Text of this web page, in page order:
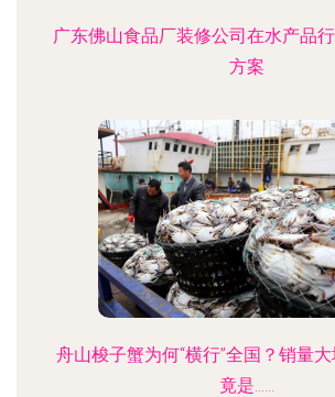
广东佛山食品厂装修公司在水产品
方案
舟山梭子蟹为何“横行”全国？销量
竟是……